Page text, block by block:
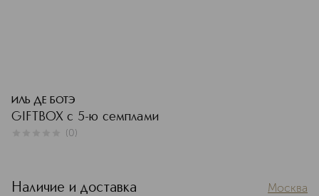
ИЛЬ ДЕ БОТЭ
GIFTBOX с 5-ю семплами
(0)
Наличие и доставка Москва